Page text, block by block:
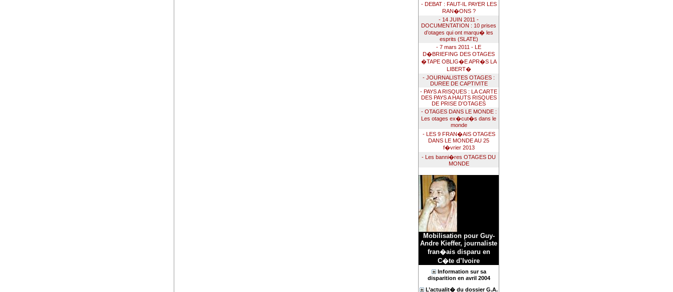
- DEBAT : FAUT-IL PAYER LES
RAN�ONS ?
- 14 JUIN 2011 -
DOCUMENTATION : 10 prises
d’otages qui ont marqu� les
esprits (SLATE)
- 7 mars 2011 - LE
D�BRIEFING DES OTAGES
�TAPE OBLIG�E APR�S LA
LIBERT�
- JOURNALISTES OTAGES :
DUREE DE CAPTIVITE
- PAYS A RISQUES : LA CARTE
DES PAYS A HAUTS RISQUES
DE PRISE D’OTAGES
- OTAGES DANS LE MONDE :
Les otages ex�cut�s dans le
monde
- LES 9 FRAN�AIS OTAGES
DANS LE MONDE AU 25
f�vrier 2013
- Les banni�res OTAGES DU
MONDE
Mobilisation pour Guy-
Andre Kieffer, journaliste
fran�ais disparu en
C�te d’Ivoire
Information sur sa
disparition en avril 2004
L’actualit� du dossier G.A.